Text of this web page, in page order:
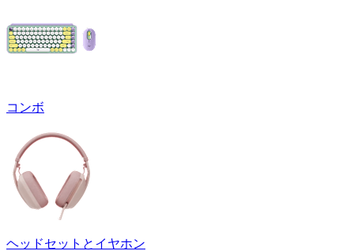
コンボ
ヘッドセットとイヤホン